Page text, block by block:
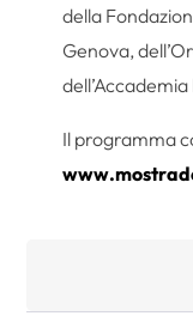
della
Genova,
Il programma